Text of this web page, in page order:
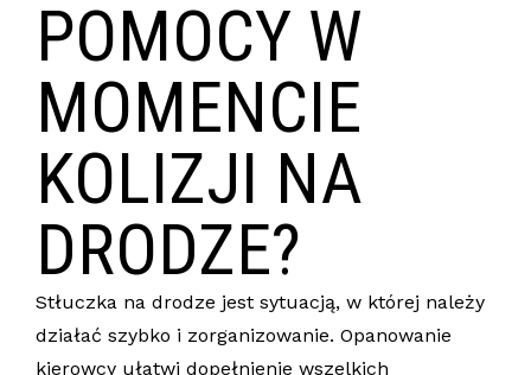
POMOCY W
MOMENCIE
KOLIZJI NA
DRODZE?
Stłuczka na drodze jest sytuacją, w której należy
działać szybko i zorganizowanie. Opanowanie
kierowcy ułatwi dopełnienie wszelkich